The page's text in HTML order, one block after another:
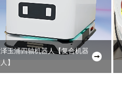
泽玉浦四轴机器人【复合机器
人 】